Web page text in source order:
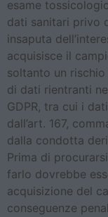
esame
dati sanitari privo
insaputa
acquisisce il
soltanto un
di dati rientranti
GDPR, tra cui i
dall’art. 167,
dalla condotta
Prima di
farlo dovrebbe
acquisizione del
conseguenze